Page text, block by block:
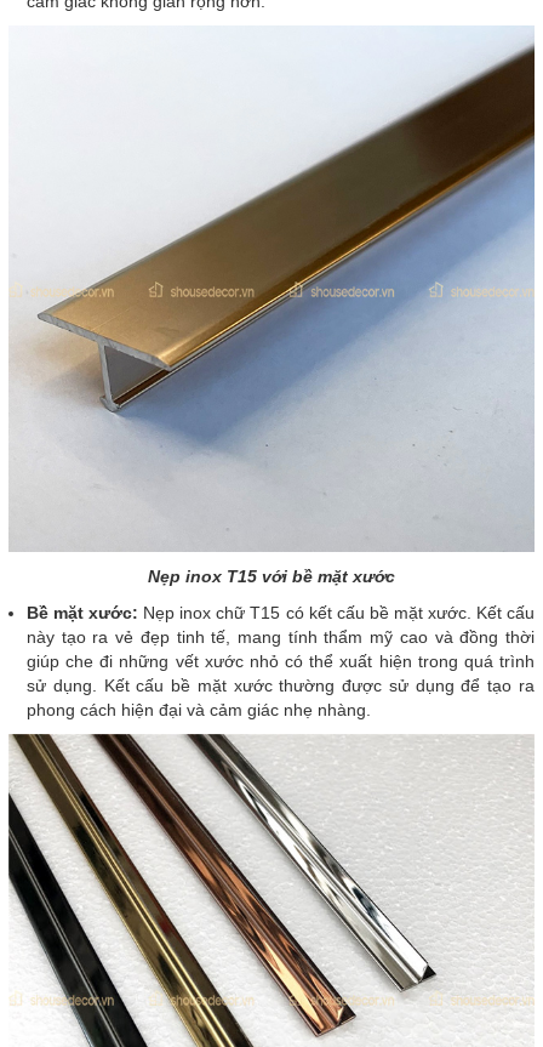
Nẹp inox T15 với bề mặt xước
Bề mặt xước: Nẹp inox chữ T15 có kết cấu bề mặt xước. Kết cấu
này tạo ra vẻ đẹp tinh tế, mang tính thẩm mỹ cao và đồng thời
giúp che đi những vết xước nhỏ có thể xuất hiện trong quá trình
sử dụng. Kết cấu bề mặt xước thường được sử dụng để tạo ra
phong cách hiện đại và cảm giác nhẹ nhàng.